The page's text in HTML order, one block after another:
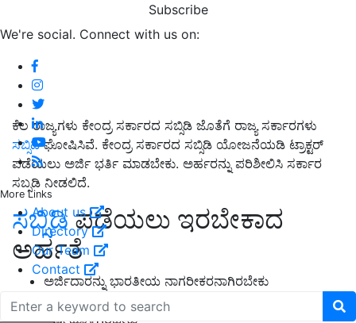
Subscribe
We're social. Connect with us on:
More Links
About us
Directory
Our Team
Contact
ಕೆಲ ರಾಜ್ಯಗಳು ಕೇಂದ್ರ ಸರ್ಕಾರದ ಸಬ್ಸಿಡಿ ಜೊತೆಗೆ ರಾಜ್ಯ ಸರ್ಕಾರಗಳು
ಸಬ್ಸಿಡಿಘೋಷಿಸಿವೆ. ಕೇಂದ್ರ ಸರ್ಕಾರದ ಸಬ್ಸಿಡಿ ಯೋಜನೆಯಡಿ ಟ್ರಾಕ್ಟರ್
ಪಡೆಯಲು ಅರ್ಜಿ ಭರ್ತಿ ಮಾಡಬೇಕು. ಅರ್ಹರನ್ನು ಪರಿಶೀಲಿಸಿ ಸರ್ಕಾರ
ಸಬ್ಸಡಿ ನೀಡಲಿದೆ.
ಸಬ್ಸಿಡಿಪಡೆಯಲು ಇರಬೇಕಾದ
ಅರ್ಹತೆ
ಅರ್ಜಿದಾರನ್ನು ಭಾರತೀಯ ನಾಗರೀಕರನಾಗಿರಬೇಕು
ಅರ್ಜಿದಾರನ ವಯಸ್ಸು 18 ವರ್ಷ ಮೇಲ್ಪಟ್ಟಿರಬೇಕು ಹಾಗೂ 60
ವರ್ಷದೊಳಗಿರಬೇಕು